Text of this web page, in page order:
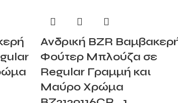
Ανδρική BZR
Φούτερ Μπλούζα σε
Regular Γραμμή και
Μαύρο Χρώμα